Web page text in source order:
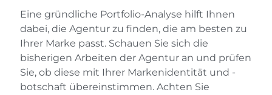
Eine gründliche Portfolio-Analyse hilft Ihnen
dabei, die Agentur zu finden, die am besten zu
Ihrer Marke passt. Schauen Sie sich die
bisherigen Arbeiten der Agentur an und prüfen
Sie, ob diese mit Ihrer Markenidentität und -
botschaft übereinstimmen. Achten Sie